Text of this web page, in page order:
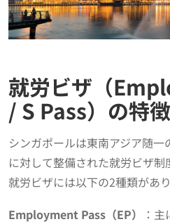
就労ビザ（
/ S Pass）の特徴
シンガポールは東南アジア随
に対して整備された就労ビザ
就労ビザには以下の2種類があり
Employment Pass（EP）
：